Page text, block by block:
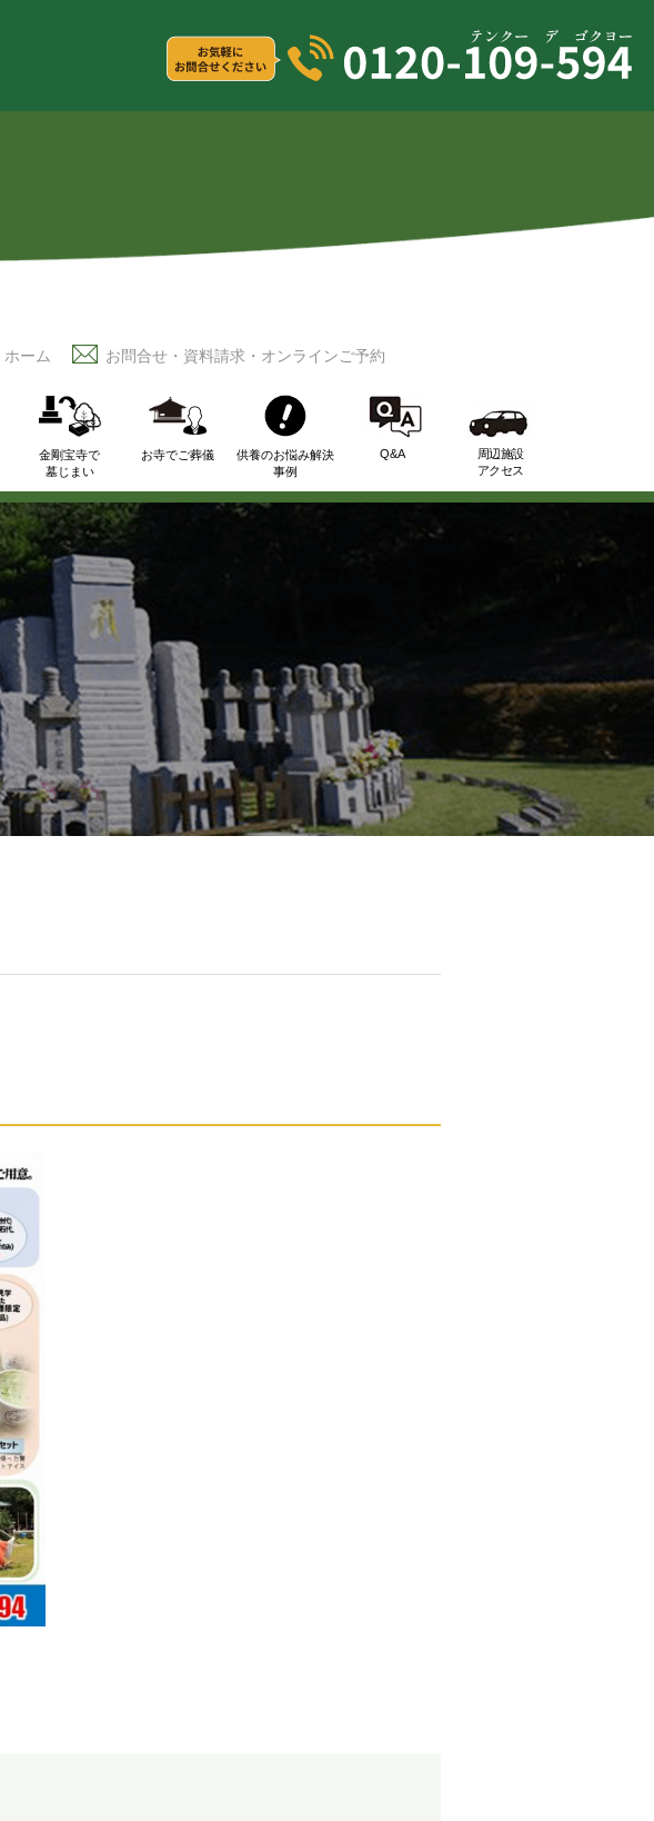
ホーム お問合せ・資料請求・オンラインご予約
金剛宝寺で
墓じまい
お寺でご葬儀
供養のお悩み解決
事例
Q&A
周辺施設
アクセス